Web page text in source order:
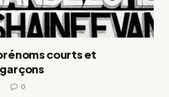
courts et
0